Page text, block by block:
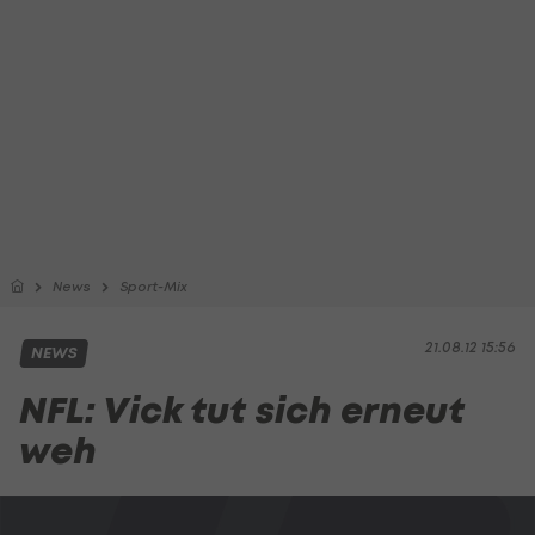
News Sport-Mix
21.08.12 15:56
NEWS
NFL: Vick tut sich erneut
weh